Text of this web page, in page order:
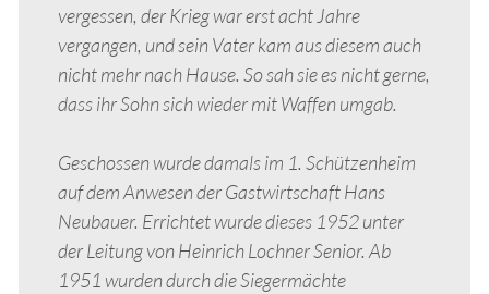
vergessen, der Krieg war erst acht Jahre
vergangen, und sein Vater kam aus diesem auch
nicht mehr nach Hause. So sah sie es nicht gerne,
dass ihr Sohn sich wieder mit Waffen umgab.
Geschossen wurde damals im 1. Schützenheim
auf dem Anwesen der Gastwirtschaft Hans
Neubauer. Errichtet wurde dieses 1952 unter
der Leitung von Heinrich Lochner Senior. Ab
1951 wurden durch die Siegermächte